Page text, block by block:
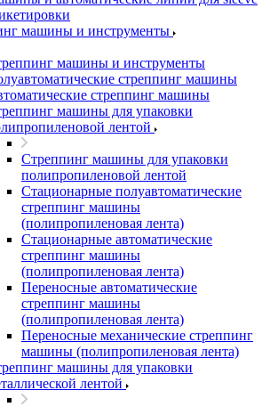
машины и инструменты
машины и инструменты
стреппинг машины
стреппинг машины
машины для упаковки
лентой
Стреппинг машины для упаковки
полипропиленовой лентой
Стационарные полуавтоматические
стреппинг машины
(полипропиленовая лента)
Стационарные автоматические
стреппинг машины
(полипропиленовая лента)
Переносные автоматические
стреппинг машины
(полипропиленовая лента)
Переносные механические стреппинг
машины (полипропиленовая лента)
машины для упаковки
лентой